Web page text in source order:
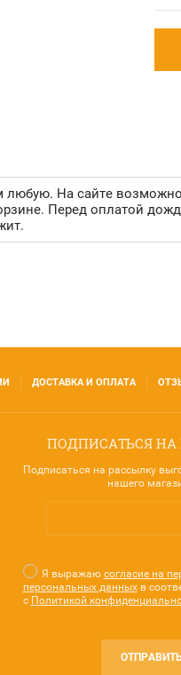
На сайте
Перед оплатой
ДОСТАВКА И ОПЛАТА
ПОДПИСАТЬСЯ НА
Подписаться на рассылку
нашего
Я выражаю согласие на
персональных данныхв
с Политикой
ОТПРАВИТЬ